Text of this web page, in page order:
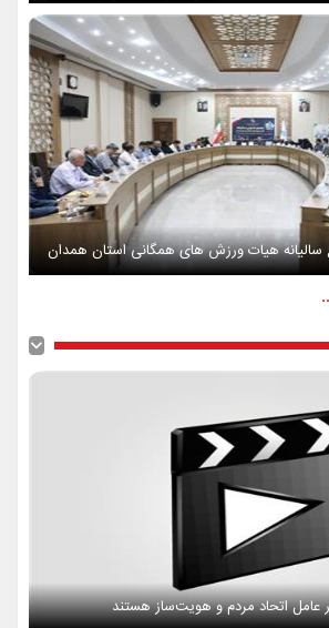
هیات ورزش های همگانی استان همدان
عامل اتحاد مردم و هویت‌ساز هستند